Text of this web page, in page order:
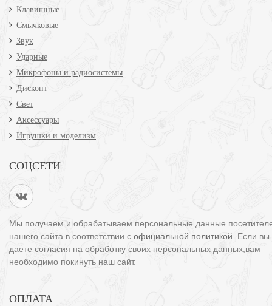
Клавишные
Смычковые
Звук
Ударные
Микрофоны и радиосистемы
Дисконт
Свет
Аксессуары
Игрушки и моделизм
СОЦСЕТИ
Мы получаем и обрабатываем персональные данные
нашего сайта в соответствии с официальной политикой. Если вы
даете согласия на обработку своих персональных данных,вам
необходимо покинуть наш сайт.
ОПЛАТА